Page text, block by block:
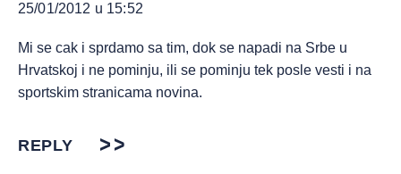
25/01/2012 u 15:52
Mi se cak i sprdamo sa tim, dok se napadi na Srbe u
Hrvatskoj i ne pominju, ili se pominju tek posle vesti i na
sportskim stranicama novina.
REPLY